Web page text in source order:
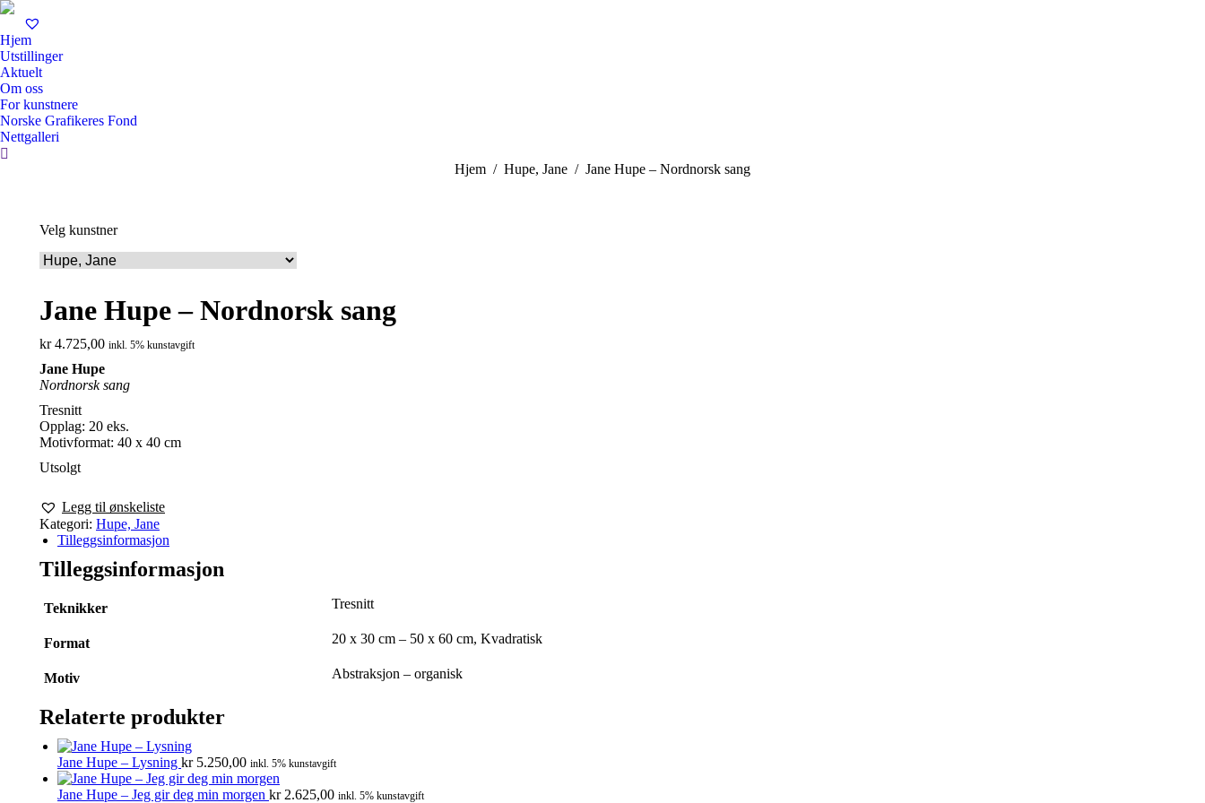
Hjem
Utstillinger
Aktuelt
Om oss
For kunstnere
Norske Grafikeres Fond
Nettgalleri
Search:
You are here:
Hjem Hupe, Jane Jane Hupe – Nordnorsk sang
Velg kunstner
Jane Hupe – Nordnorsk sang
kr4.725,00 inkl. 5% kunstavgift
Jane Hupe
Nordnorsk sang
Tresnitt
Opplag: 20 eks.
Motivformat: 40 x 40 cm
Utsolgt
Legg til ønskeliste
Kategori: Hupe, Jane
Tilleggsinformasjon
Tilleggsinformasjon
Teknikker Tresnitt
Format 20 x 30 cm – 50 x 60 cm, Kvadratisk
Motiv Abstraksjon – organisk
Relaterte produkter
Jane Hupe – Lysning kr5.250,00 inkl. 5% kunstavgift
Jane Hupe – Jeg gir deg min morgen kr2.625,00 inkl. 5% kunstavgift